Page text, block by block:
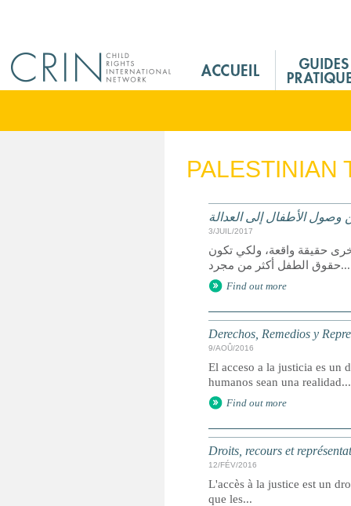
M
n
PALESTINIAN
وصول الأطفال إلى العدالة
3/JUIL/2017
حقيقة واقعة، ولكي تكون
حقوق الطفل أكثر من مجرد...
Find out more
Derechos, Remedios y
9/AOÛ/2016
El acceso a la justicia es un
humanos sean una realidad...
Find out more
Droits, recours et
12/FÉV/2016
L'accès à la justice est un
que les...